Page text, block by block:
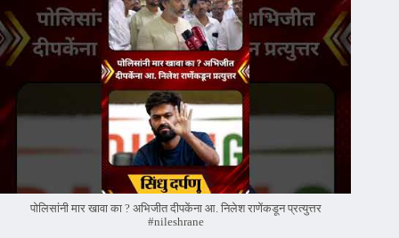
पोलिसांनी मार खावा का ? अभिजीत दीपकेंना आ. निलेश राणेंकडून प्रत्युत्तर
#nileshrane